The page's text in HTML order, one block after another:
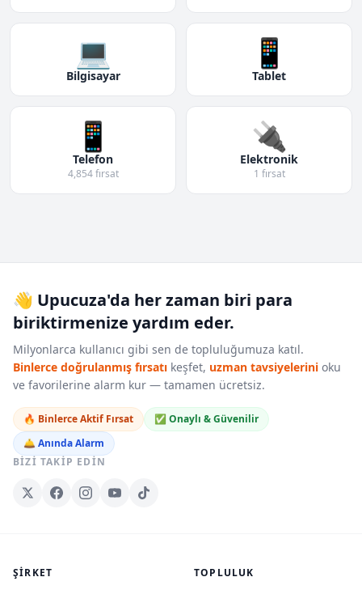
💻
Bilgisayar
📱
Tablet
📱
Telefon
4,854 fırsat
🔌
Elektronik
1 fırsat
👋 Upucuza'da her zaman biri para
biriktirmenize yardım eder.
Milyonlarca kullanıcı gibi sen de topluluğumuza katıl.
Binlerce doğrulanmış fırsatı keşfet, uzman tavsiyelerini oku
ve favorilerine alarm kur — tamamen ücretsiz.
🔥 Binlerce Aktif Fırsat
✅ Onaylı & Güvenilir
🛎️ Anında Alarm
BIZI TAKIP EDIN
ŞIRKET TOPLULUK